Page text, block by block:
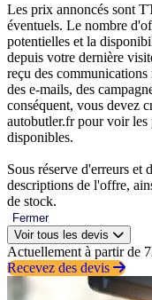
Les prix annoncés sont
éventuels. Le nombre
potentielles et la
depuis votre dernière
reçu des
des e-mails, des
conséquent, vous devez
autobutler.fr pour voir les
disponibles.
Sous réserve d'erreurs et
descriptions de l'offre,
de stock.
Fermer
Voir tous les devis
Actuellement à partir de
Recevez des devis